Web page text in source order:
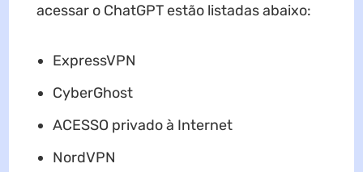
acessar o ChatGPT estão listadas abaixo:
ExpressVPN
CyberGhost
ACESSO privado à Internet
NordVPN